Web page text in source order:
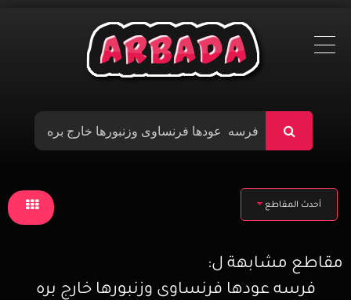
content
أحدث المقاطع
مقاطع مشابهة ل:
فرسه عودها فرنساوى وزنبورها خارج بره